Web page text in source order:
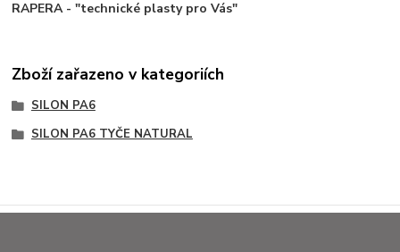
RAPERA - "technické plasty pro Vás"
Zboží zařazeno v kategoriích
SILON PA6
SILON PA6 TYČE NATURAL